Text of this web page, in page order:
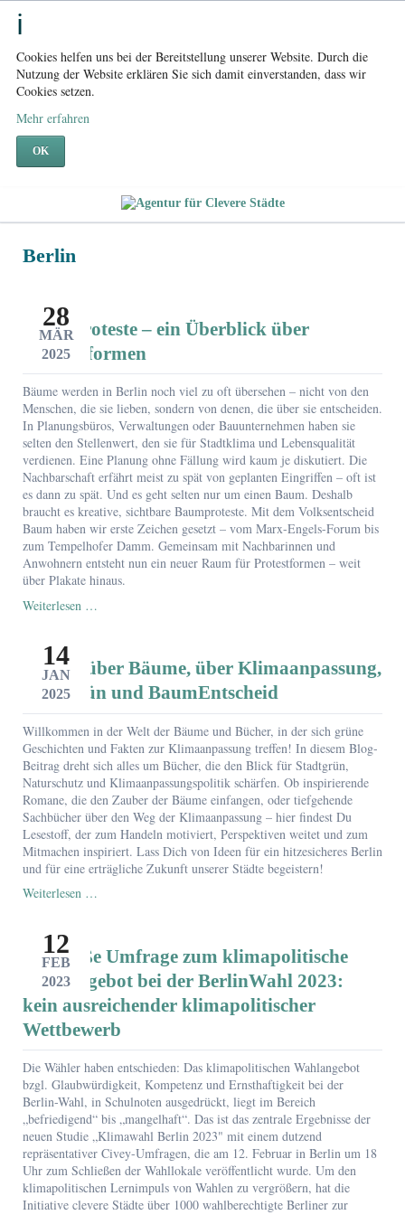
Cookies helfen uns bei der Bereitstellung unserer Website. Durch die
Nutzung der Website erklären Sie sich damit einverstanden, dass wir
Cookies setzen.
Mehr erfahren
OK
Berlin
28
MÄR
2025
Baumproteste – ein Überblick über
Aktionsformen
Bäume werden in Berlin noch viel zu oft übersehen – nicht von den
Menschen, die sie lieben, sondern von denen, die über sie entscheiden.
In Planungsbüros, Verwaltungen oder Bauunternehmen haben sie
selten den Stellenwert, den sie für Stadtklima und Lebensqualität
verdienen. Eine Planung ohne Fällung wird kaum je diskutiert. Die
Nachbarschaft erfährt meist zu spät von geplanten Eingriffen – oft ist
es dann zu spät. Und es geht selten nur um einen Baum. Deshalb
braucht es kreative, sichtbare Baumproteste. Mit dem Volksentscheid
Baum haben wir erste Zeichen gesetzt – vom Marx-Engels-Forum bis
zum Tempelhofer Damm. Gemeinsam mit Nachbarinnen und
Anwohnern entsteht nun ein neuer Raum für Protestformen – weit
über Plakate hinaus.
Weiterlesen …
über
Aktionsformen
14
JAN
2025
Bücher über Bäume, über Klimaanpassung,
Stadtgrün und BaumEntscheid
Willkommen in der Welt der Bäume und Bücher, in der sich grüne
Geschichten und Fakten zur Klimaanpassung treffen! In diesem Blog-
Beitrag dreht sich alles um Bücher, die den Blick für Stadtgrün,
Naturschutz und Klimaanpassungspolitik schärfen. Ob inspirierende
Romane, die den Zauber der Bäume einfangen, oder tiefgehende
Sachbücher über den Weg der Klimaanpassung – hier findest Du
Lesestoff, der zum Handeln motiviert, Perspektiven weitet und zum
Mitmachen inspiriert. Lass Dich von Ideen für ein hitzesicheres Berlin
und für eine erträgliche Zukunft unserer Städte begeistern!
Weiterlesen …
Klimaanpassung,
Stadtgrün
und
BaumEntscheid
12
FEB
2023
Die große Umfrage zum klimapolitische
Wahlangebot bei der BerlinWahl 2023:
kein ausreichender klimapolitischer
Wettbewerb
Die Wähler haben entschieden: Das klimapolitischen Wahlangebot
bzgl. Glaubwürdigkeit, Kompetenz und Ernsthaftigkeit bei der
Berlin-Wahl, in Schulnoten ausgedrückt, liegt im Bereich
„befriedigend“ bis „mangelhaft“. Das ist das zentrale Ergebnisse der
neuen Studie „Klimawahl Berlin 2023" mit einem dutzend
repräsentativer Civey-Umfragen, die am 12. Februar in Berlin um 18
Uhr zum Schließen der Wahllokale veröffentlicht wurde. Um den
klimapolitischen Lernimpuls von Wahlen zu vergrößern, hat die
Initiative clevere Städte über 1000 wahlberechtigte Berliner zur